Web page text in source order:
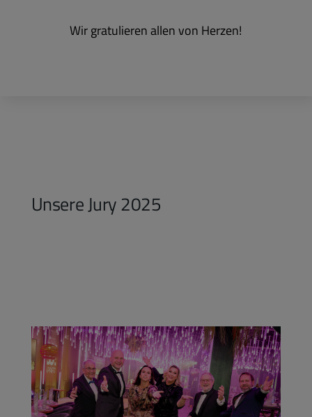
Wir gratulieren allen von Herzen!
Unsere Jury 2025